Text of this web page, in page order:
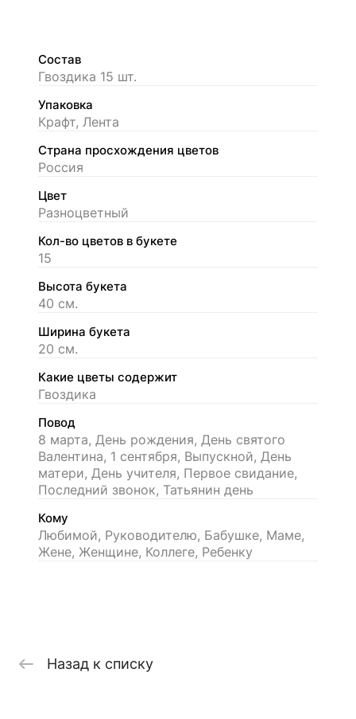
Состав
Гвоздика 15 шт.
Упаковка
Крафт, Лента
Страна просхождения цветов
Россия
Цвет
Разноцветный
Кол-во цветов в букете
15
Высота букета
40 см.
Ширина букета
20 см.
Какие цветы содержит
Гвоздика
Повод
8 марта, День рождения, День святого
Валентина, 1 сентября, Выпускной, День
матери, День учителя, Первое свидание,
Последний звонок, Татьянин день
Кому
Любимой, Руководителю, Бабушке, Маме,
Жене, Женщине, Коллеге, Ребенку
Назад к списку